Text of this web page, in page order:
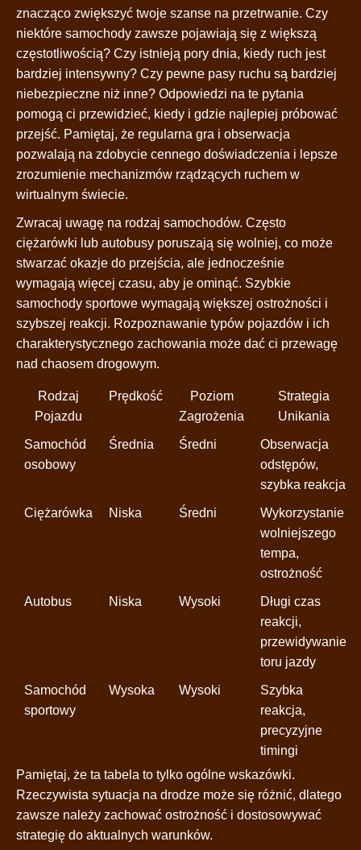
znacząco zwiększyć twoje szanse na przetrwanie. Czy
niektóre samochody zawsze pojawiają się z większą
częstotliwością? Czy istnieją pory dnia, kiedy ruch jest
bardziej intensywny? Czy pewne pasy ruchu są bardziej
niebezpieczne niż inne? Odpowiedzi na te pytania
pomogą ci przewidzieć, kiedy i gdzie najlepiej próbować
przejść. Pamiętaj, że regularna gra i obserwacja
pozwalają na zdobycie cennego doświadczenia i lepsze
zrozumienie mechanizmów rządzących ruchem w
wirtualnym świecie.
Zwracaj uwagę na rodzaj samochodów. Często
ciężarówki lub autobusy poruszają się wolniej, co może
stwarzać okazje do przejścia, ale jednocześnie
wymagają więcej czasu, aby je ominąć. Szybkie
samochody sportowe wymagają większej ostrożności i
szybszej reakcji. Rozpoznawanie typów pojazdów i ich
charakterystycznego zachowania może dać ci przewagę
nad chaosem drogowym.
Rodzaj
Pojazdu
Prędkość
Poziom
Zagrożenia
Strategia
Unikania
Samochód
osobowy
Średnia Średni
Obserwacja
odstępów,
szybka reakcja
Ciężarówka Niska Średni
Wykorzystanie
wolniejszego
tempa,
ostrożność
Autobus Niska Wysoki
Długi czas
reakcji,
przewidywanie
toru jazdy
Samochód
sportowy
Wysoka Wysoki
Szybka
reakcja,
precyzyjne
timingi
Pamiętaj, że ta tabela to tylko ogólne wskazówki.
Rzeczywista sytuacja na drodze może się różnić, dlatego
zawsze należy zachować ostrożność i dostosowywać
strategię do aktualnych warunków.